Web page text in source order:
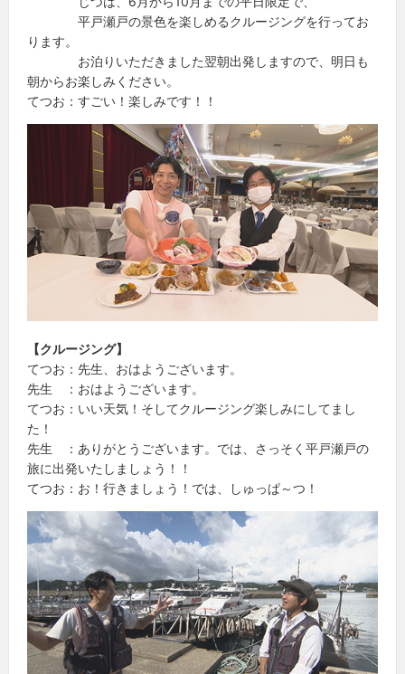
平戸瀬戸の景色を楽しめるクルージングを行ってお
ります。
お泊りいただきました翌朝出発しますので、明日も
朝からお楽しみください。
てつお：すごい！楽しみです！！
【クルージング】
てつお：先生、おはようございます。
先生 ：おはようございます。
てつお：いい天気！そしてクルージング楽しみにしてまし
た！
先生 ：ありがとうございます。では、さっそく平戸瀬戸の
旅に出発いたしましょう！！
てつお：お！行きましょう！では、しゅっぱ～つ！